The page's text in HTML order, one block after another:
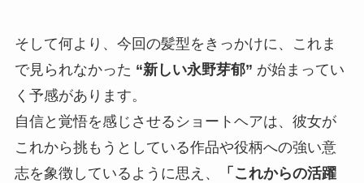
そして何より、今回の髪型をきっかけに、これま
で見られなかった “新しい永野芽郁” が始まってい
く予感があります。
自信と覚悟を感じさせるショートヘアは、彼女が
これから挑もうとしている作品や役柄への強い意
志を象徴しているように思え、
「これからの活躍